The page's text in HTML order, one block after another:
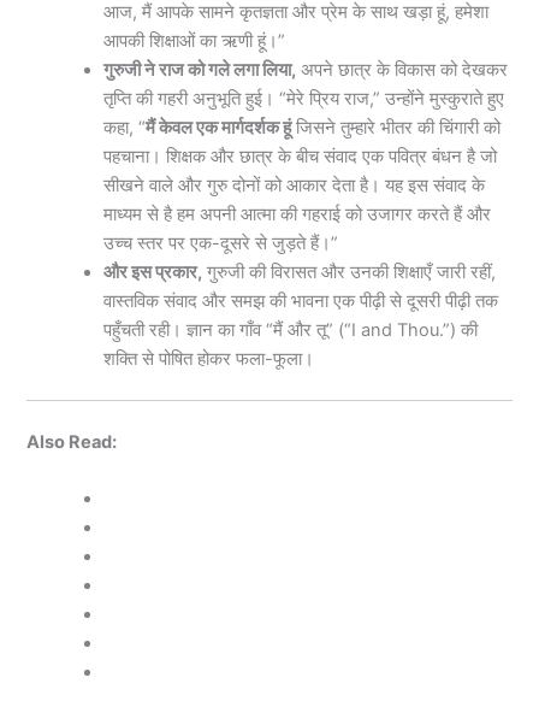
आज, मैं आपके सामने कृतज्ञता और प्रेम के साथ खड़ा हूं, हमेशा
आपकी शिक्षाओं का ऋणी हूं।”
गुरुजी ने राज को गले लगा लिया, अपने छात्र के विकास को देखकर
तृप्ति की गहरी अनुभूति हुई। “मेरे प्रिय राज,” उन्होंने मुस्कुराते हुए
कहा, “मैं केवल एक मार्गदर्शक हूंजिसने तुम्हारे भीतर की चिंगारी को
पहचाना। शिक्षक और छात्र के बीच संवाद एक पवित्र बंधन है जो
सीखने वाले और गुरु दोनों को आकार देता है। यह इस संवाद के
माध्यम से है हम अपनी आत्मा की गहराई को उजागर करते हैं और
उच्च स्तर पर एक-दूसरे से जुड़ते हैं।”
और इस प्रकार, गुरुजी की विरासत और उनकी शिक्षाएँ जारी रहीं,
वास्तविक संवाद और समझ की भावना एक पीढ़ी से दूसरी पीढ़ी तक
पहुँचती रही। ज्ञान का गाँव “मैं और तू” (“I and Thou.”) की
शक्ति से पोषित होकर फला-फूला।
Also Read: